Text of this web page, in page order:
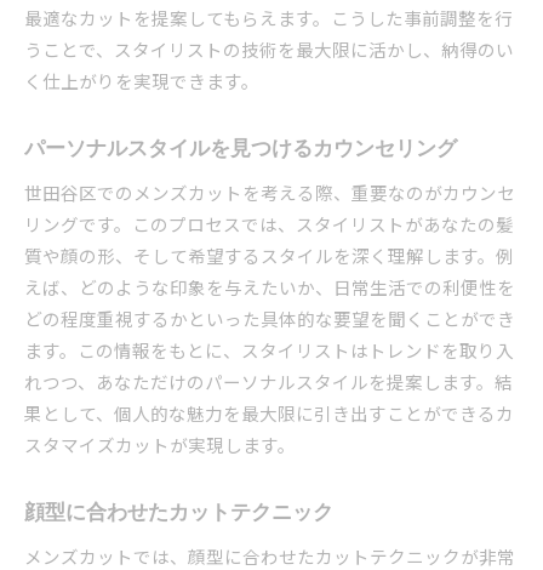
最適なカットを提案してもらえます。こうした事前調整を行
うことで、スタイリストの技術を最大限に活かし、納得のい
く仕上がりを実現できます。
パーソナルスタイルを見つけるカウンセリング
世田谷区でのメンズカットを考える際、重要なのがカウンセ
リングです。このプロセスでは、スタイリストがあなたの髪
質や顔の形、そして希望するスタイルを深く理解します。例
えば、どのような印象を与えたいか、日常生活での利便性を
どの程度重視するかといった具体的な要望を聞くことができ
ます。この情報をもとに、スタイリストはトレンドを取り入
れつつ、あなただけのパーソナルスタイルを提案します。結
果として、個人的な魅力を最大限に引き出すことができるカ
スタマイズカットが実現します。
顔型に合わせたカットテクニック
メンズカットでは、顔型に合わせたカットテクニックが非常